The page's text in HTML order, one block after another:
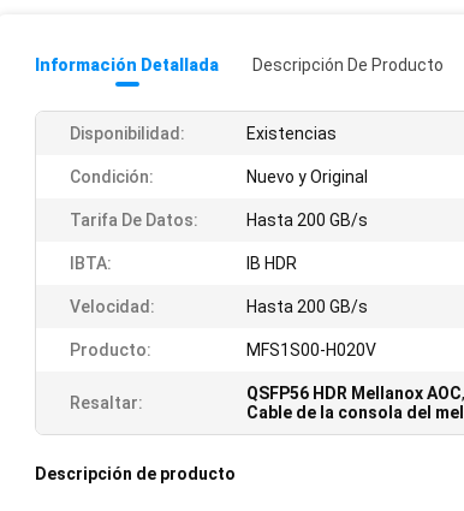
Información Detallada Descripción De Producto
Disponibilidad: Existencias
Condición: Nuevo y Original
Tarifa De Datos: Hasta 200 GB/s
IBTA: IB HDR
Velocidad: Hasta 200 GB/s
Producto: MFS1S00-H020V
Resaltar: QSFP56 HDR Mellanox AOC,
Cable de la consola del
Descripción de producto